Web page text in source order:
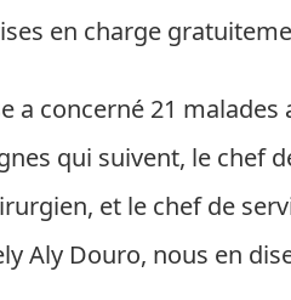
en charge
a concerné 21
qui suivent, le chef
et le chef de
Aly Douro, nous en